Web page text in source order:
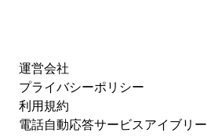
運営会社
プライバシーポリシー
利用規約
電話自動応答サービスアイブリー